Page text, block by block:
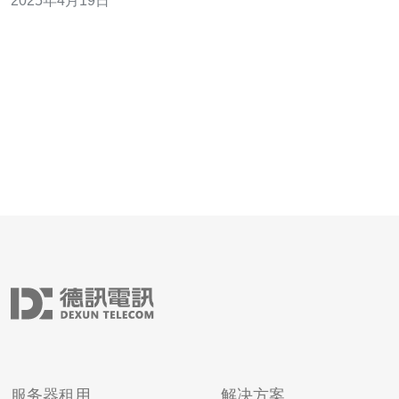
商，新加坡是一个不错的选择。 使用新加坡的VPS，您可
服务器租用 解决方案